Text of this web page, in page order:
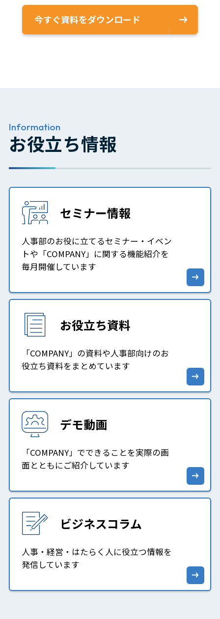
今すぐ資料をダウンロード
Information
お役立ち情報
セミナー情報
人事部のお役に立てるセミナー・イベン
トや「COMPANY」に関する機能紹介を
毎月開催しています
お役立ち資料
「COMPANY」の資料や人事部向けのお
役立ち資料をまとめています
デモ動画
「COMPANY」でできることを実際の画
面とともにご紹介しています
ビジネスコラム
人事・経営・はたらく人に役立つ情報を
発信しています